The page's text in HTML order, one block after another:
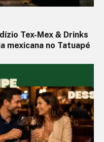
Tex-Mex & Drinks
mexicana no Tatuapé